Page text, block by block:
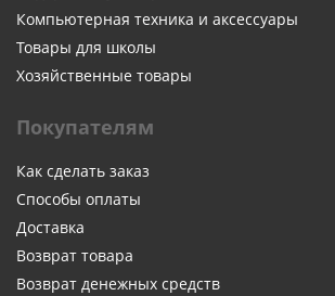
Компьютерная техника и аксессуары
Товары для школы
Хозяйственные товары
Покупателям
Как сделать заказ
Способы оплаты
Доставка
Возврат товара
Возврат денежных средств